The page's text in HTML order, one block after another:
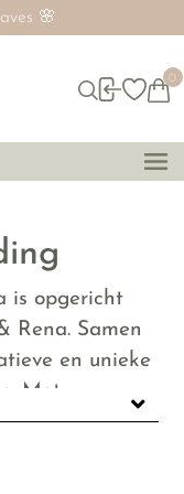
🌸
0
is opgericht
Rena. Samen
en unieke
Met
MUS